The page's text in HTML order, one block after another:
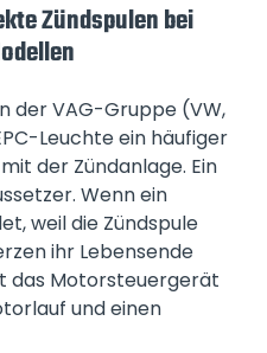
Zündspulen bei
der VAG-Gruppe (VW,
Leuchte ein häufiger
der Zündanlage. Ein
Wenn ein
weil die Zündspule
ihr Lebensende
das Motorsteuergerät
und einen